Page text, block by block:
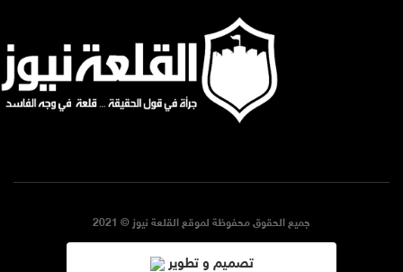
جميع الحقوق محفوظة لموقع القلعة نيوز © 2021
تصميم و تطوير